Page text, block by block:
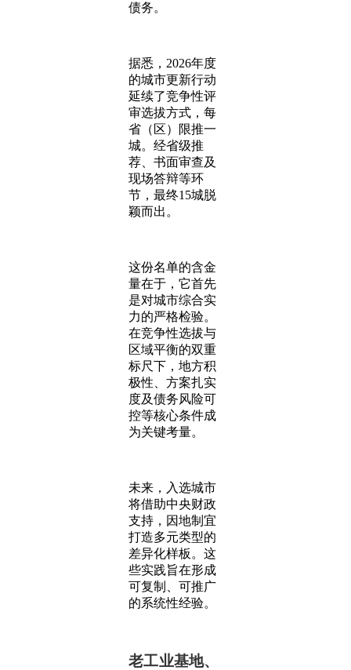
债务。
据悉，2026年度
的城市更新行动
延续了竞争性评
审选拔方式，每
省（区）限推一
城。经省级推
荐、书面审查及
现场答辩等环
节，最终15城脱
颖而出。
这份名单的含金
量在于，它首先
是对城市综合实
力的严格检验。
在竞争性选拔与
区域平衡的双重
标尺下，地方积
极性、方案扎实
度及债务风险可
控等核心条件成
为关键考量。
未来，入选城市
将借助中央财政
支持，因地制宜
打造多元类型的
差异化样板。这
些实践旨在形成
可复制、可推广
的系统性经验。
老工业基地、